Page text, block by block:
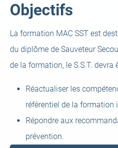
Objectifs
La formation MAC SST est
du diplôme de Sauveteur
de la formation, le S.S.T. devra
Réactualiser les
référentiel de la formation
Répondre aux
prévention.